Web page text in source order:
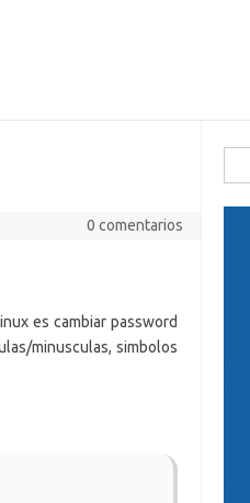
0 comentarios
es cambiar password
minusculas, simbolos